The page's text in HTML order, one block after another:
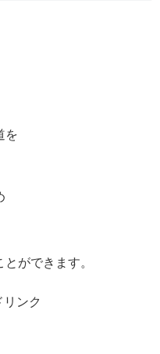
を
ができます。
リンク